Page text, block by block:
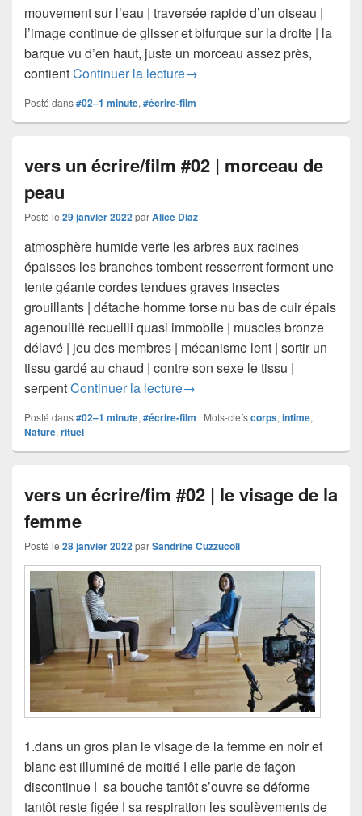
mouvement sur l’eau | traversée rapide d’un oiseau |
l’image continue de glisser et bifurque sur la droite | la
barque vu d’en haut, juste un morceau assez près,
contientContinuer la lecturevers un écrire/film #02 | Zama
→
Posté dans#02–1 minute, #écrire-film
vers un écrire/film #02 | morceau de
peau
Posté le 29 janvier 2022parAlice Diaz
atmosphère humide verte­ les arbres aux racines
épaisses les branches tombent resserrent forment une
tente géante cordes tendues graves insectes
grouillants | détache homme torse nu bas de cuir épais
agenouillé recueilli quasi immobile | muscles bronze
délavé | jeu des membres | mécanisme lent | sortir un
tissu gardé au chaud | contre son sexe le tissu |
serpentContinuer la lecturevers un écrire/film #02 |
→
Posté dans#02–1 minute, #écrire-film | Mots-clefscorps, intime,
Nature, rituel
vers un écrire/fim #02 | le visage de la
femme
Posté le 28 janvier 2022parSandrine Cuzzucoli
1.dans un gros plan le visage de la femme en noir et
blanc est illuminé de moitié ǀ elle parle de façon
discontinue ǀ sa bouche tantôt s’ouvre se déforme
tantôt reste figée ǀ sa respiration les soulèvements de